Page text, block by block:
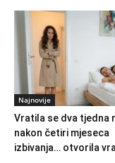
Najnovije
Vratila se dva tjedna
nakon četiri mjeseca
izbivanja… otvorila